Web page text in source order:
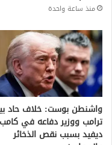
منذ ساعة واحدة
واشنطن بوست: خلاف حاد
ترامب ووزير دفاعه في كامب
ديفيد بسبب نقص الذخائر